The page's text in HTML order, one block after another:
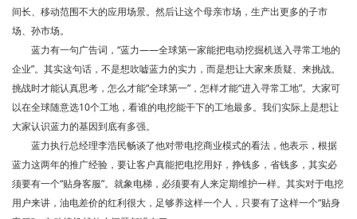
间长、移动范围不大的应用场景。然后让这个母亲市场，生产出更多的子市
场、孙市场。
蓝力有一句广告词，“蓝力——全球第一家能把电动挖掘机送入寻常工地的
企业”。其实这句话，不是想吹嘘蓝力的实力，而是想让大家来质疑、来挑战。
挑战时才能认真思考，怎么才能“全球第一”，怎样才能“进入寻常工地”。大家可
以在全球随意选10个工地，看谁的电挖能干下的工地最多。我们实际上是想让
大家认识蓝力的基因到底有多强。
蓝力执行总经理李浩民畅谈了他对带电挖商业模式的看法，他表示，根据
蓝力这两年的推广经验，要让客户真能把电挖用好，挣钱多，省钱多，其实必
须要有一个“贴身客服”。就象电梯，必须要有人来定期维护一样。其实对于电挖
用户来讲，油电差价的红利很大，足够养这样一个人，只要有了这样一个“贴身